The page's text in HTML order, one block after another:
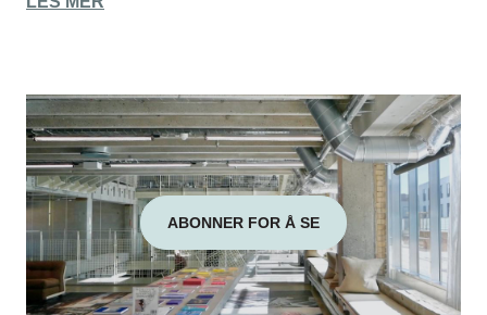
ABONNER FOR Å SE